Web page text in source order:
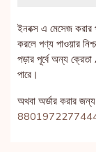
ইনবক্স এ মেসেজ
করলে পণ্য পাওয়ার
পড়ার পূর্বে অন্য
পারে।
অথবা অর্ডার করার